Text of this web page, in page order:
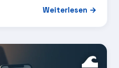
Weiterlesen →